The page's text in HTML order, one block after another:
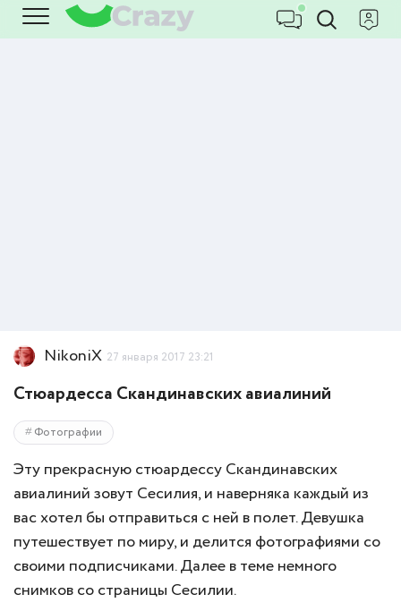
NikoniX 27 января 2017 23:21
Стюардесса Скандинавских авиалиний
Фотографии
Эту прекрасную стюардессу Скандинавских
авиалиний зовут Сесилия, и наверняка каждый из
вас хотел бы отправиться с ней в полет. Девушка
путешествует по миру, и делится фотографиями со
своими подписчиками. Далее в теме немного
снимков со страницы Сесилии.